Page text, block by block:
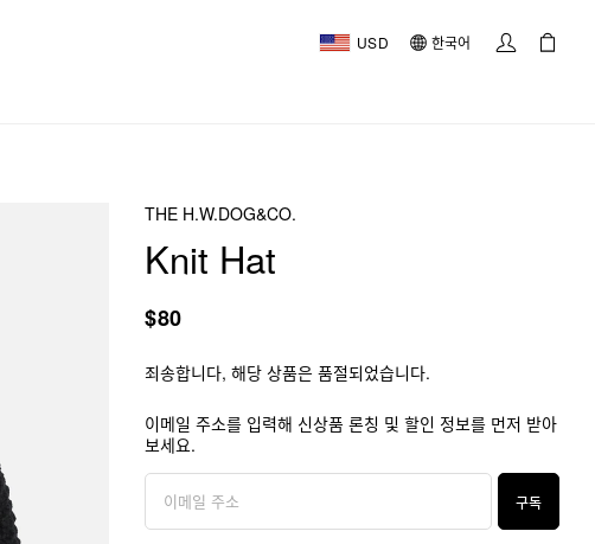
USD 한국어
THE H.W.DOG&CO.
Knit Hat
$80
죄송합니다, 해당 상품은 품절되었습니다.
이메일 주소를 입력해 신상품 론칭 및 할인 정보를 먼저 받아
보세요.
구독